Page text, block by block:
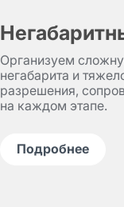
Организуем
негабарита и
разрешения,
на каждом этапе.
Подробнее